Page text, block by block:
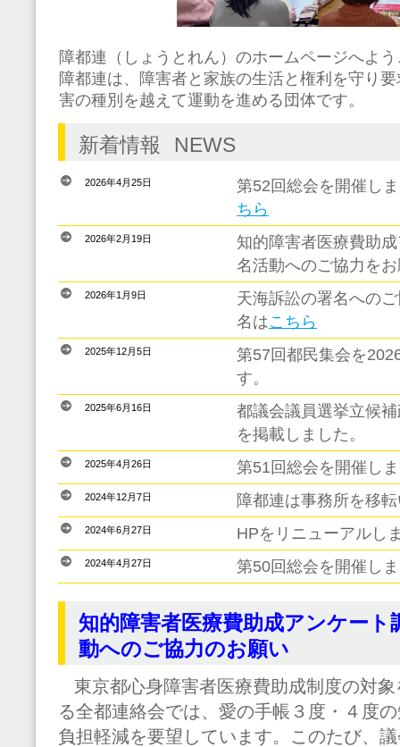
障都連（しょうとれん）のホームページへよ
障都連は、障害者と家族の生活と権利を守り
害の種別を越えて運動を進める団体です。
新着情報 NEWS
2026年4月25日
第52回総会を開催し
ちら
2026年2月19日
知的障害者医療費助
名活動へのご協力を
2026年1月9日
天海訴訟の署名への
名はこちら
2025年12月5日
第57回都民集会を
す。
2025年6月16日
都議会議員選挙立候
を掲載しました。
2025年4月26日 第51回総会を開催し
2024年12月7日 障都連は事務所を移
2024年6月27日 HPをリニューアルし
2024年4月27日 第50回総会を開催し
知的障害者医療費助成アンケート
動へのご協力のお願い
東京都心身障害者医療費助成制度の対
る全都連絡会では、愛の手帳３度・４度
負担軽減を要望しています。このたび、